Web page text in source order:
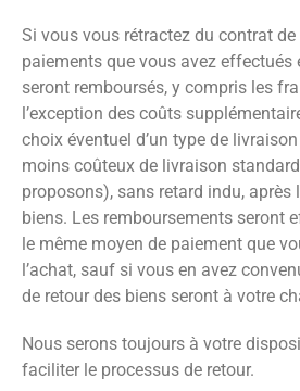
Si vous vous rétractez du contrat de
paiements que vous avez effectués
seront remboursés, y compris les
l’exception des coûts
choix éventuel d’un type de
moins coûteux de livraison
proposons), sans retard indu,
biens. Les remboursements seront
le même moyen de paiement que
l’achat, sauf si vous en avez
de retour des biens seront à votre
Nous serons toujours à votre
faciliter le processus de retour.